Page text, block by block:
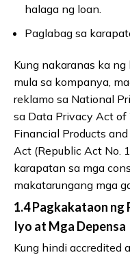
halaga ng loan.
Paglabag sa
Kung nakaranas ka
mula sa kompanya,
reklamo sa National
sa Data Privacy Act of
Financial Products
Act (Republic Act No.
karapatan sa mga
makatarungang mga
1.4 Pagkakataon ng
Iyo at Mga Depensa
Kung hindi accredited